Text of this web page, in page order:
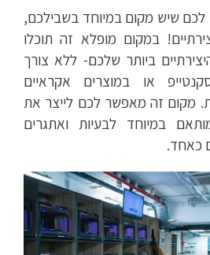
לכם שיש מקום במיוחד בשבילכם,
במקום מופלא זה תוכלו
ביותר שלכם- ללא צורך
או במוצרים אקראיים
מקום זה מאפשר לכם לייצר את
במיוחד לבעיות ואתגרים
כאחד.